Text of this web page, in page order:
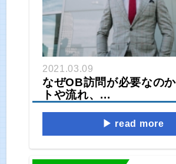
2021.03.09
なぜOB訪問が必要なの
トや流れ、...
read more